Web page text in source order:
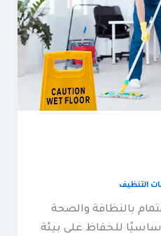
التنظيف
بالنظافة والصحة
أساسيًا للحفاظ على بيئة